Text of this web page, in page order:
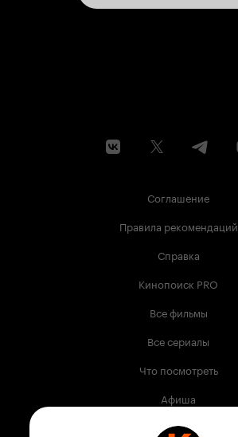
Соглашение
Правила рекомендаций
Справка
Кинопоиск PRO
Все фильмы
Все сериалы
Что посмотреть
Афиша
Музыка